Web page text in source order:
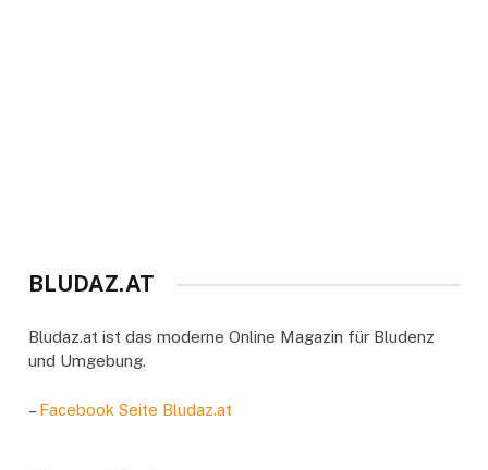
BLUDAZ.AT
Bludaz.at ist das moderne Online Magazin für Bludenz
und Umgebung.
– Facebook Seite Bludaz.at